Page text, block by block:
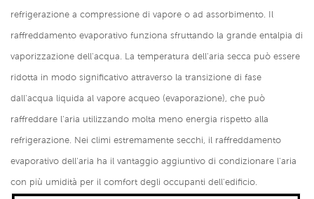
refrigerazione a compressione di vapore o ad assorbimento. Il
raffreddamento evaporativo funziona sfruttando la grande entalpia di
vaporizzazione dell'acqua. La temperatura dell'aria secca può essere
ridotta in modo significativo attraverso la transizione di fase
dall'acqua liquida al vapore acqueo (evaporazione), che può
raffreddare l'aria utilizzando molta meno energia rispetto alla
refrigerazione. Nei climi estremamente secchi, il raffreddamento
evaporativo dell'aria ha il vantaggio aggiuntivo di condizionare l'aria
con più umidità per il comfort degli occupanti dell'edificio.